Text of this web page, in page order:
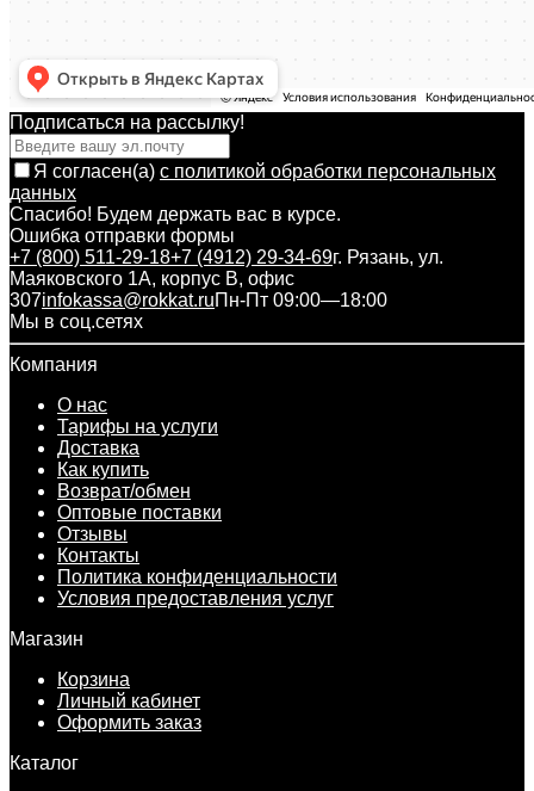
Подписаться на рассылкy!
Я согласен(a) с политикой обработки персональных
данных
Спасибо! Будем держать вас в курсе.
Ошибка отправки формы
+7 (800) 511-29-18+7 (4912) 29-34-69г. Рязань, ул.
Маяковского 1А, корпус B, офис
307infokassa@rokkat.ruПн-Пт 09:00—18:00
Мы в соц.сетях
Компания
О нас
Тарифы на услуги
Доставка
Как купить
Возврат/обмен
Оптовые поставки
Отзывы
Контакты
Политика конфиденциальности
Условия предоставления услуг
Магазин
Корзина
Личный кабинет
Оформить заказ
Каталог